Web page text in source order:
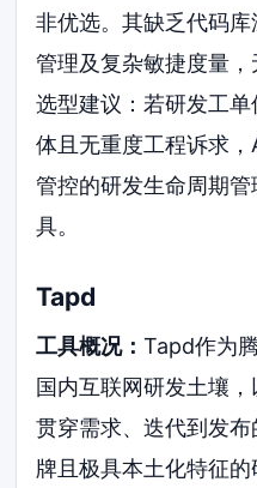
非优选。其缺乏代码
管理及复杂敏捷度量，
选型建议：若研发工
体且无重度工程诉求
管控的研发生命周期
具。
Tapd
工具概况：Tapd作为
国内互联网研发土壤
贯穿需求、迭代到发
牌且极具本土化特征的